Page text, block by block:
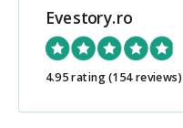
Evestory.ro
4.95 rating(154 reviews)